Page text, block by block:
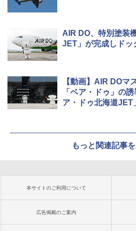
AIR DO、特別塗装
JET」が完成しドッ
【動画】AIR DOマ
「ベア・ドゥ」の
ア・ドゥ北海道JET
もっと関連記事
本サイトのご利用について
広告掲載のご案内